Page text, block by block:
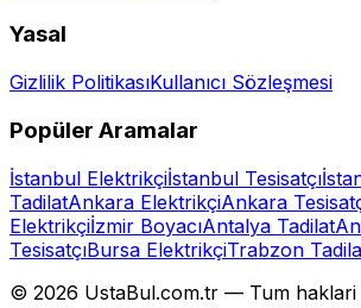
Yasal
Gizlilik PolitikasıKullanıcı Sözleşmesi
Popüler Aramalar
İstanbul Elektrikçiİstanbul Tesisatçı
TadilatAnkara ElektrikçiAnkara
Elektrikçiİzmir BoyacıAntalya Tadilat
TesisatçıBursa ElektrikçiTrabzon
© 2026 UstaBul.com.tr — Tum haklari